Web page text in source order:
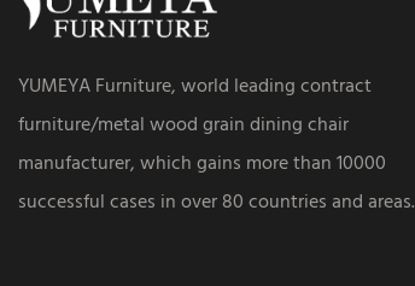
YUMEYA Furniture, world leading contract
furniture/metal wood grain dining chair
manufacturer, which gains more than 10000
successful cases in over 80 countries and areas.